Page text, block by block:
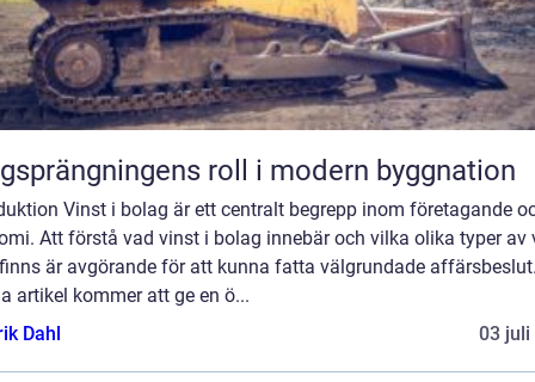
roll i modern byggnation
Vinst i bolag är ett centralt begrepp inom företagande
Att förstå vad vinst i bolag innebär och vilka olika typer av
är avgörande för att kunna fatta välgrundade
artikel kommer att ge en ö...
Dahl
03 juli